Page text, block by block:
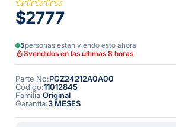
$2777
5personas están viendo esto ahora
3vendidos en las últimas 8 horas
Parte No:PGZ24212A0A00
Código:11012845
Familia:Original
Garantía:3 MESES